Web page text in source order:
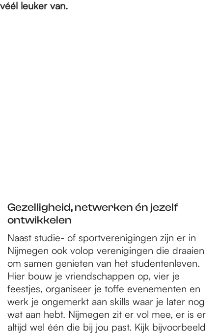
véél leuker van.
Gezelligheid, netwerken én jezelf
ontwikkelen
Naast studie- of sportverenigingen zijn er in
Nijmegen ook volop verenigingen die draaien
om samen genieten van het studentenleven.
Hier bouw je vriendschappen op, vier je
feestjes, organiseer je toffe evenementen en
werk je ongemerkt aan skills waar je later nog
wat aan hebt. Nijmegen zit er vol mee, er is er
altijd wel één die bij jou past. Kijk bijvoorbeeld